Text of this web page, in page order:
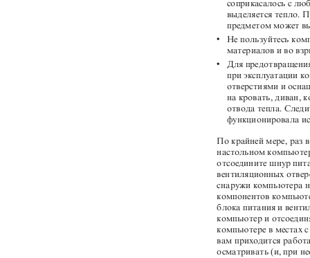
соприкасалось с
выделяется тепло.
предметом может
v Не пользуйтесь
материалов и во
v Для
при эксплуатации
отверстиями и
на кровать, диван,
отвода тепла.
функционировала
По крайней мере, раз
настольном
отсоедините шнур
вентиляционных
снаружи компьютера
компонентов
блока питания и
компьютер и
компьютере в местах
вам приходится
осматривать (и, при